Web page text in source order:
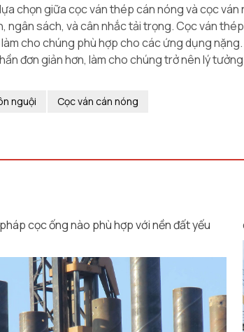
chọn giữa cọc ván thép cán nóng và cọc
ngân sách, và cân nhắc tải trọng. Cọc ván
cho chúng phù hợp cho các ứng dụng
đơn giản hơn, làm cho chúng trở nên lý
nguội Cọc ván cán nóng
cọc ống nào phù hợp với nền đất yếu